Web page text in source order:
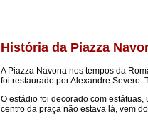
História da Piazza
A Piazza Navona nos tempos da
foi restaurado por Alexandre Severo.
O estádio foi decorado com
centro da praça não estava lá, vem